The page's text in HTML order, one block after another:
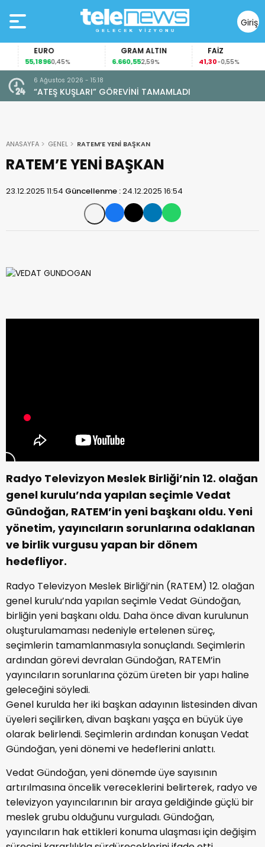
Giriş
Yap
EURO
55,18960,45%
GRAM ALTIN
6.660,552,59%
FAİZ
41,30-0,55%
6 Ağustos 2026 - 15:18
“ATEŞ KUŞLARI” GÖREVİNİ TAMAMLADI
ANASAYFA GENEL RATEM’E YENİ BAŞKAN
RATEM’E YENİ BAŞKAN
23.12.2025 11:54 Güncellenme :24.12.2025 16:54
Radyo Televizyon Meslek Birliği’nin 12. olağan
genel kurulu’nda yapılan seçimle Vedat
Gündoğan, RATEM’in yeni başkanı oldu. Yeni
yönetim, yayıncıların sorunlarına odaklanan
ve birlik vurgusu yapan bir dönem
hedefliyor.
Radyo Televizyon Meslek Birliği’nin (RATEM) 12. olağan
genel kurulu’nda yapılan seçimle Vedat Gündoğan,
birliğin yeni başkanı oldu. Daha önce divan kurulunun
oluşturulamaması nedeniyle ertelenen süreç,
seçimlerin tamamlanmasıyla sonuçlandı. Seçimlerin
ardından görevi devralan Gündoğan, RATEM’in
yayıncıların sorunlarına çözüm üreten bir yapı haline
geleceğini söyledi.
Genel kurulda her iki başkan adayının listesinden divan
üyeleri seçilirken, divan başkanı yaşça en büyük üye
olarak belirlendi. Seçimlerin ardından konuşan Vedat
Gündoğan, yeni dönemi ve hedeflerini anlattı.
Vedat Gündoğan, yeni dönemde üye sayısının
artırılmasına öncelik vereceklerini belirterek, radyo ve
televizyon yayıncılarının bir araya geldiğinde güçlü bir
meslek grubu olduğunu vurguladı. Gündoğan,
yayıncıların hak ettikleri konuma ulaşması için değişim